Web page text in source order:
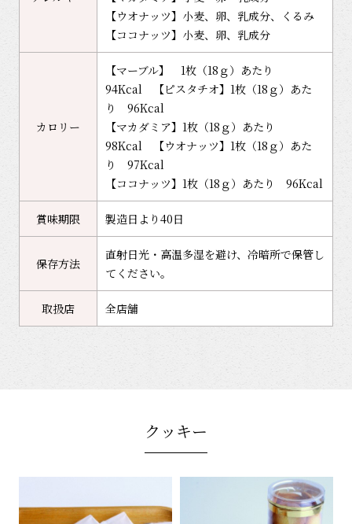
【ウオナッツ】小麦、卵、乳成分、くるみ
【ココナッツ】小麦、卵、乳成分
カロリー
【マーブル】 1枚（18ｇ）あたり
94Kcal 【ピスタチオ】1枚（18ｇ）あた
り 96Kcal
【マカダミア】1枚（18ｇ）あたり
98Kcal 【ウオナッツ】1枚（18ｇ）あた
り 97Kcal
【ココナッツ】1枚（18ｇ）あたり 96Kcal
賞味期限 製造日より40日
保存方法
直射日光・高温多湿を避け、冷暗所で保管し
てください。
取扱店 全店舗
クッキー